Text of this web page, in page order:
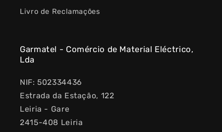
Livro de Reclamações
Garmatel - Comércio de Material Eléctrico,
Lda
NIF: 502334436
Estrada da Estação, 122
Leiria - Gare
2415-408 Leiria